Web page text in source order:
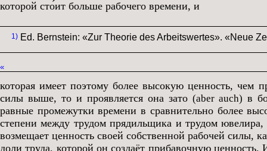
которой сто́ит больше рабочего времени, и
1)Ed. Bernstein: «Zur Theorie des Arbeitswertes». «Neue
«
которая имеет поэтому более высокую ценность, чем
силы выше, то и проявляется она зато (aber auch) в
равные промежутки времени в сравнительно более
степени между трудом прядильщика и трудом
возмещает ценность своей собственной рабочей силы,
доли труда, которой он создаёт прибавочную ценность.